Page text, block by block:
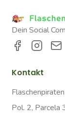
Dein Social
Kontakt
Pol. 2, Parcela